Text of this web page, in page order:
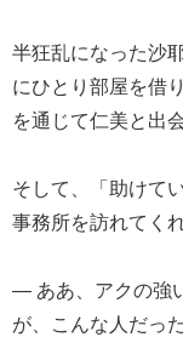
半狂乱になった沙
にひとり部屋を借
を通じて仁美と出会
そして、「助けて
事務所を訪れてく
― ああ、アクの強
が、こんな人だっ